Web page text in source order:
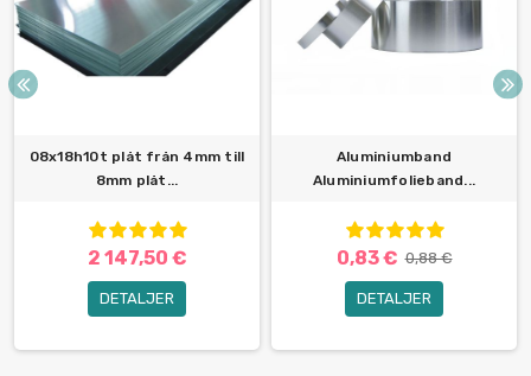
08x18h10t plåt från 4mm till
8mm plåt...
2 147,50 €
DETALJER
Aluminiumband
Aluminiumfolieband...
0,83 € 0,88 €
DETALJER